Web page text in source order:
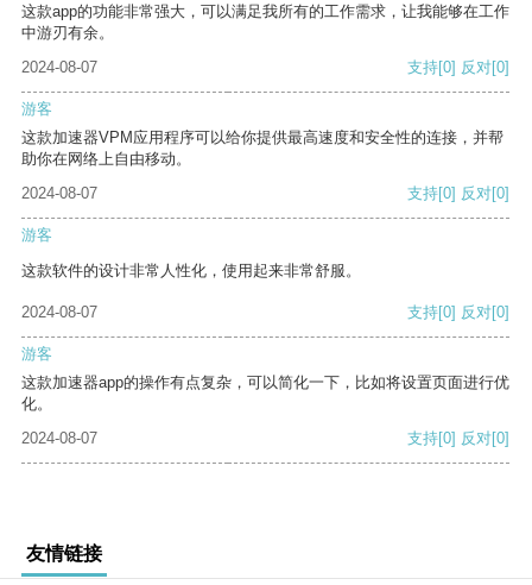
这款app的功能非常强大，可以满足我所有的工作需求，让我能够在工作
中游刃有余。
2024-08-07
支持[0] 反对[0]
游客
这款加速器VPM应用程序可以给你提供最高速度和安全性的连接，并帮
助你在网络上自由移动。
2024-08-07
支持[0] 反对[0]
游客
这款软件的设计非常人性化，使用起来非常舒服。
2024-08-07 支持[0] 反对[0]
游客
这款加速器app的操作有点复杂，可以简化一下，比如将设置页面进行优
化。
2024-08-07
支持[0] 反对[0]
友情链接